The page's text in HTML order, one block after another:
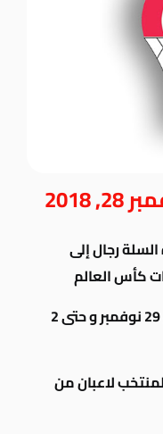
2018
رجال إلى
كأس العالم
و المقامة بأنجولا فى الفترة من 29 نوفمبر و حتى 2
لاعبان من